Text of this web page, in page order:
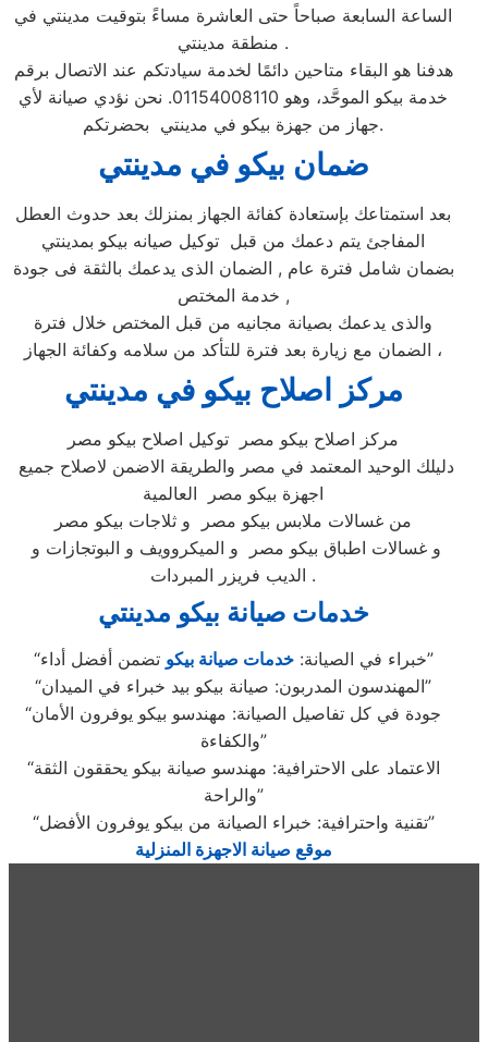
الساعة السابعة صباحاً حتى العاشرة مساءً بتوقيت مدينتي في
منطقة مدينتي .
هدفنا هو البقاء متاحين دائمًا لخدمة سيادتكم عند الاتصال برقم
خدمة بيكو الموحَّد، وهو 01154008110. نحن نؤدي صيانة لأي
جهاز من جهزة بيكو في مدينتي بحضرتكم.
ضمان بيكو في مدينتي
بعد استمتاعك بإستعادة كفائة الجهاز بمنزلك بعد حدوث العطل
المفاجئ يتم دعمك من قبل توكيل صيانه بيكو بمدينتي
بضمان شامل فترة عام , الضمان الذى يدعمك بالثقة فى جودة
خدمة المختص ,
والذى يدعمك بصيانة مجانيه من قبل المختص خلال فترة
الضمان مع زيارة بعد فترة للتأكد من سلامه وكفائة الجهاز ،
مركز اصلاح بيكو في مدينتي
مركز اصلاح بيكو مصر توكيل اصلاح بيكو مصر
اجهزة بيكو مصر العالمية
من غسالات ملابس بيكو مصر و ثلاجات بيكو مصر
الديب فريزر المبردات .
خدمات صيانة بيكو مدينتي
“خبراء في الصيانة:خدمات صيانة بيكو
تضمن أفضل أداء”
“المهندسون المدربون: صيانة بيكو بيد خبراء في الميدان”
“جودة في كل تفاصيل الصيانة: مهندسو بيكو يوفرون الأمان
والكفاءة”
“الاعتماد على الاحترافية: مهندسو صيانة بيكو يحققون الثقة
والراحة”
“تقنية واحترافية: خبراء الصيانة من بيكو يوفرون الأفضل”
موقع صيانة الاجهزة المنزلية